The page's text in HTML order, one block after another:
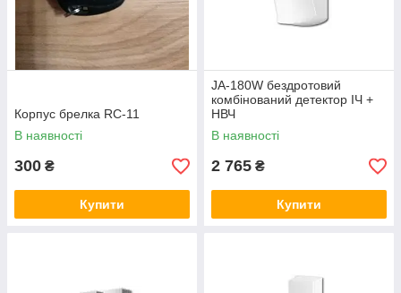
Корпус брелка RC-11
В наявності
300 ₴
Купити
JA-180W бездротовий
комбінований детектор ІЧ +
НВЧ
В наявності
2 765 ₴
Купити